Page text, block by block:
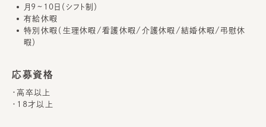
月9~10日（シフト制）
有給休暇
特別休暇（生理休暇/看護休暇/介護休暇/結婚休暇/弔慰休
暇）
応募資格
・高卒以上
・18才以上